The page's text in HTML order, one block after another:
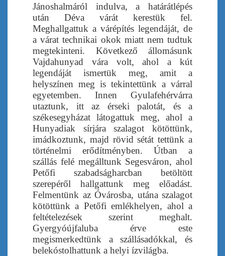
Jánoshalmáról indulva, a határátlépés
után Déva várát kerestük fel.
Meghallgattuk a várépítés legendáját, de
a várat technikai okok miatt nem tudtuk
megtekinteni. Következő állomásunk
Vajdahunyad vára volt, ahol a kút
legendáját ismertük meg, amit a
helyszínen meg is tekintettünk a várral
egyetemben. Innen Gyulafehérvárra
utaztunk, itt az érseki palotát, és a
székesegyházat látogattuk meg, ahol a
Hunyadiak sírjára szalagot kötöttünk,
imádkoztunk, majd rövid sétát tettünk a
történelmi erődítményben. Útban a
szállás felé megálltunk Segesváron, ahol
Petőfi szabadságharcban betöltött
szerepéről hallgattunk meg előadást.
Felmentünk az Óvárosba, utána szalagot
kötöttünk a Petőfi emlékhelyen, ahol a
feltételezések szerint meghalt.
Gyergyóújfaluba érve este
megismerkedtünk a szállásadókkal, és
belekóstolhattunk a helyi ízvilágba.